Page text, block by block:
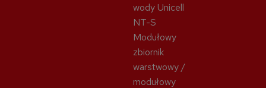
wody Unicell
NT-S
Modułowy
zbiornik
warstwowy /
modułowy